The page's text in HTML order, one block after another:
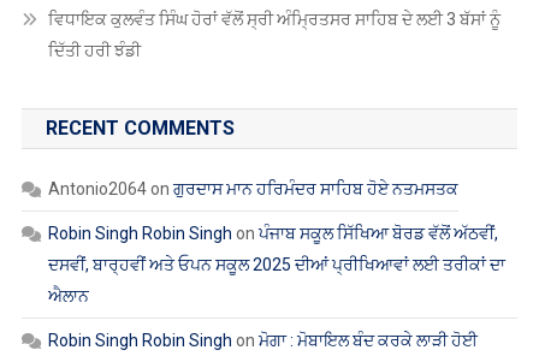
ਵਿਧਾਇਕ ਕੁਲਵੰਤ ਸਿੰਘ ਹੋਰਾਂ ਵੱਲੋਂ ਸ੍ਰੀ ਅੰਮ੍ਰਿਤਸਰ ਸਾਹਿਬ ਦੇ ਲਈ 3 ਬੱਸਾਂ ਨੂੰ
ਦਿੱਤੀ ਹਰੀ ਝੰਡੀ
RECENT COMMENTS
Antonio2064 ਗੁਰਦਾਸ ਮਾਨ ਹਰਿਮੰਦਰ ਸਾਹਿਬ ਹੋਏ ਨਤਮਸਤਕ
Robin Singh Robin Singh
ਪੰਜਾਬ ਸਕੂਲ ਸਿੱਖਿਆ ਬੋਰਡ ਵੱਲੋਂ ਅੱਠਵੀਂ,
ਦਸਵੀਂ, ਬਾਰ੍ਹਵੀਂ ਅਤੇ ਓਪਨ ਸਕੂਲ 2025 ਦੀਆਂ ਪ੍ਰੀਖਿਆਵਾਂ ਲਈ ਤਰੀਕਾਂ ਦਾ
ਐਲਾਨ
Robin Singh Robin Singh
ਮੋਗਾ : ਮੋਬਾਇਲ ਬੰਦ ਕਰਕੇ ਲਾੜੀ ਹੋਈ